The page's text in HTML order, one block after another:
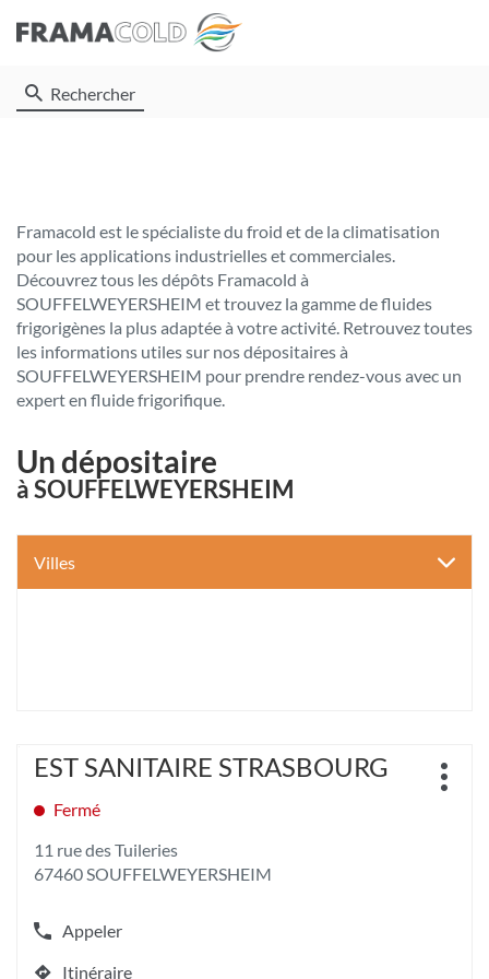
Rechercher
Framacold est le spécialiste du froid et de la climatisation
pour les applications industrielles et commerciales.
Découvrez tous les dépôts Framacold à
SOUFFELWEYERSHEIM et trouvez la gamme de fluides
frigorigènes la plus adaptée à votre activité. Retrouvez toutes
les informations utiles sur nos dépositaires à
SOUFFELWEYERSHEIM pour prendre rendez-vous avec un
expert en fluide frigorifique.
Un dépositaire
à SOUFFELWEYERSHEIM
Villes
Appuyer
sur
touche
pour
obtenir
plus
amples
informations
Point
vente
EST SANITAIRE STRASBOURG
Fermé
11 rue des Tuileries
67460 SOUFFELWEYERSHEIM
Appeler
Afficher
le
Itinéraire
Plus